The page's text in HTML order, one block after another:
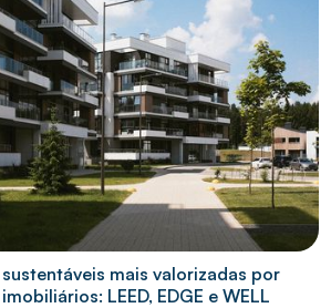
mais valorizadas por
LEED, EDGE e WELL